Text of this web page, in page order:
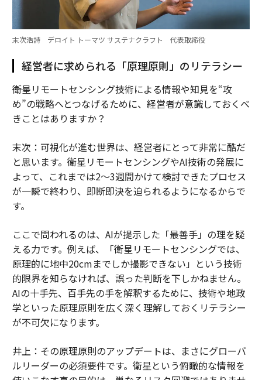
末次浩詩 デロイト トーマツ サステナクラフト 代表取締役
経営者に求められる「原理原則」のリテラシー
――衛星リモートセンシング技術による情報や知見を“攻
め”の戦略へとつなげるために、経営者が意識しておくべ
きことはありますか？
末次：可視化が進む世界は、経営者にとって非常に酷だ
と思います。衛星リモートセンシングやAI技術の発展に
よって、これまでは2〜3週間かけて検討できたプロセス
が一瞬で終わり、即断即決を迫られるようになるからで
す。
ここで問われるのは、AIが提示した「最善手」の理を疑
える力です。例えば、「衛星リモートセンシングでは、
原理的に地中20cmまでしか撮影できない」という技術
的限界を知らなければ、誤った判断を下しかねません。
AIの十手先、百手先の手を解釈するために、技術や地政
学といった原理原則を広く深く理解しておくリテラシー
が不可欠になります。
井上：その原理原則のアップデートは、まさにグローバ
ルリーダーの必須要件です。衛星という俯瞰的な情報を